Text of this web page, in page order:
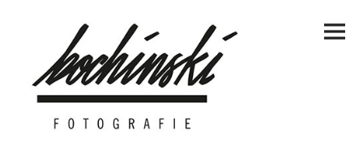
Menu